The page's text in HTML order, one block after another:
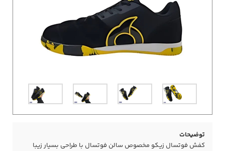
توضیحات
کفش فوتسال زیکو مخصوص سالن فوتسال با طراحی بسیار زیبا